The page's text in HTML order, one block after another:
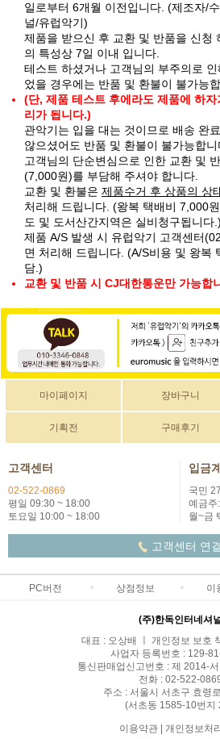
일로부터 6개월 이전입니다. (제조자/
널/유럽악기)
제품을 받으신 후 교환 및 반품을 신청
의 특성상 7일 이내 입니다.
테스트 하셨거나 고객님의 부주의로
었을 경우에는 반품 및 환불이 불가능
(단, 제품 테스트 후에라도 제품에 하자
리가 됩니다.)
관악기는 입을 대는 것이므로 배송 완
않으셨어도 반품 및 환불이 불가능합니
고객님의 단순변심으로 인한 교환 및
(7,000원)를 부담해 주셔야 합니다.
교환 및 환불은 제품수거 후 상품의 상
처리해 드립니다. (왕복 택배비 7,000
도 및 도서산간지역은 실비청구됩니다.)
제품 A/S 발생 시 유럽악기 고객센터
면 처리해 드립니다. (A/S비용 및 왕복
담.)
교환 및 반품 시 CJ대한통운만 가능합
마이페이지 장바구니
기획전 구매후기
고객센터
02-522-0869
평일 09:30 ~ 18:00
토요일 10:00 ~ 18:00
입금
국민
예금주
월~금
고객센터 연결
PC버전 상점정보 이
(주)한독인터네셔
대표 : 오상배 ㅣ 개인정보 보호
사업자 등록번호 : 129-
통신판매업신고번호 : 제 2014-
전화 : 02-522-
주소 : 서울시 서초구 효령
(서초동 1585-10번지
이용약관| 개인정보처